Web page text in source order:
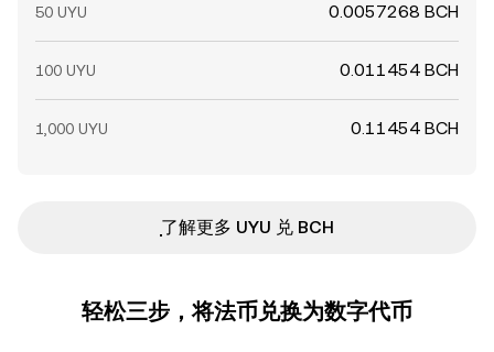
50 UYU 0.0057268 BCH
100 UYU 0.011454 BCH
1,000 UYU 0.11454 BCH
ִִִִִִִִִִִִִִִִִִִִִִִִִִִִִִִִִִִִִִִִִִִִִִִ了解更多 UYU 兑 BCH
轻松三步，将法币兑换为数字代币